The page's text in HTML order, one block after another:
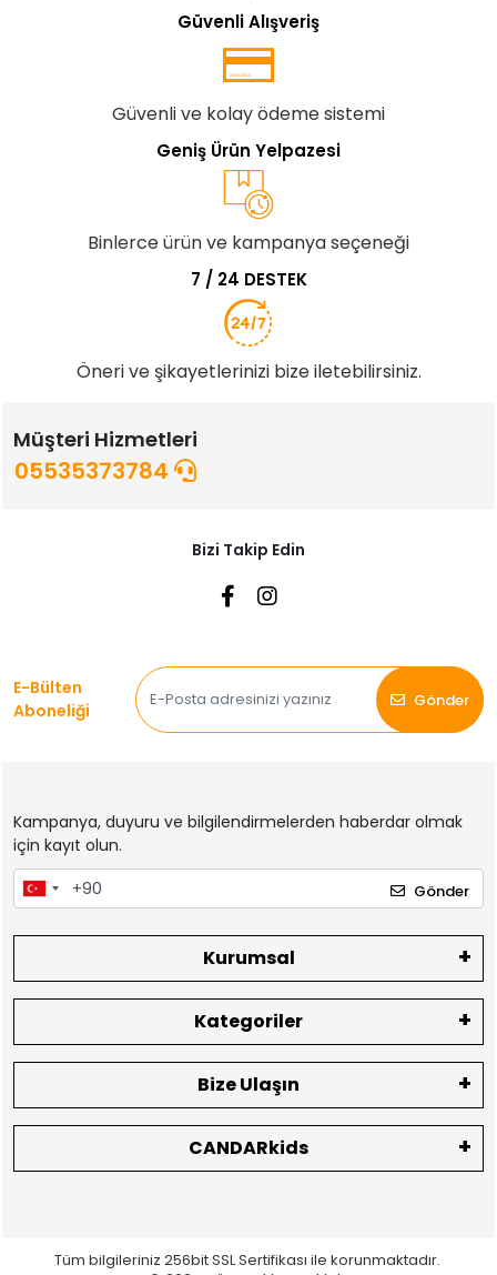
Güvenli Alışveriş
Güvenli ve kolay ödeme sistemi
Geniş Ürün Yelpazesi
Binlerce ürün ve kampanya seçeneği
7 / 24 DESTEK
Öneri ve şikayetlerinizi bize iletebilirsiniz.
Müşteri Hizmetleri
05535373784
Bizi Takip Edin
E-Bülten
Aboneliği
Gönder
Kampanya, duyuru ve bilgilendirmelerden haberdar olmak
için kayıt olun.
Gönder
Kurumsal
Kategoriler
Bize Ulaşın
CANDARkids
Tüm bilgileriniz 256bit SSL Sertifikası ile korunmaktadır.